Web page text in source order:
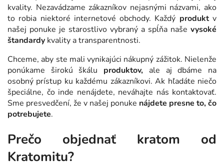
kvality. Nezavádzame zákazníkov nejasnými názvami, ako
to robia niektoré internetové obchody. Každý produktv
našej ponuke je starostlivo vybraný a spĺňa naše vysoké
štandardy kvality a transparentnosti.
Chceme, aby ste mali vynikajúci nákupný zážitok. Nielenže
ponúkame širokú škálu produktov, ale aj dbáme na
osobný prístup ku každému zákazníkovi. Ak hľadáte niečo
špeciálne, čo inde nenájdete, neváhajte nás kontaktovať.
Sme presvedčení, že v našej ponuke nájdete presne to, čo
potrebujete.
Prečo objednať kratom od
Kratomitu?